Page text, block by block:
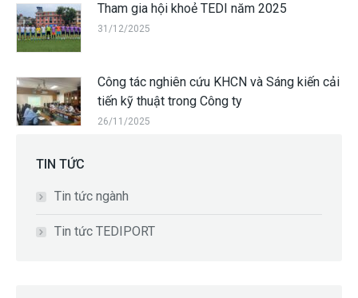
Tham gia hội khoẻ TEDI năm 2025
31/12/2025
Công tác nghiên cứu KHCN và Sáng kiến cải
tiến kỹ thuật trong Công ty
26/11/2025
TIN TỨC
Tin tức ngành
Tin tức TEDIPORT